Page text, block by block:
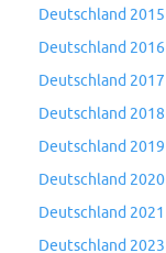
Deutschland 2015
Deutschland 2016
Deutschland 2017
Deutschland 2018
Deutschland 2019
Deutschland 2020
Deutschland 2021
Deutschland 2023